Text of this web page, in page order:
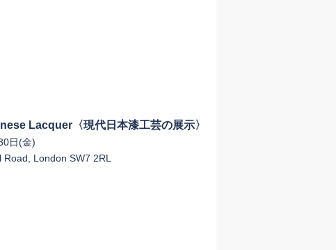
Lacquer〈現代日本漆工芸の展示〉
日(金)
London SW7 2RL